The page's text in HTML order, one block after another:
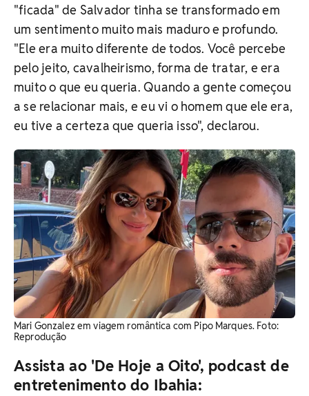
"ficada" de Salvador tinha se transformado em
um sentimento muito mais maduro e profundo.
"Ele era muito diferente de todos. Você percebe
pelo jeito, cavalheirismo, forma de tratar, e era
muito o que eu queria. Quando a gente começou
a se relacionar mais, e eu vi o homem que ele era,
eu tive a certeza que queria isso", declarou.
Mari Gonzalez em viagem romântica com Pipo Marques. Foto:
Reprodução
Assista ao 'De Hoje a Oito', podcast de
entretenimento do Ibahia: